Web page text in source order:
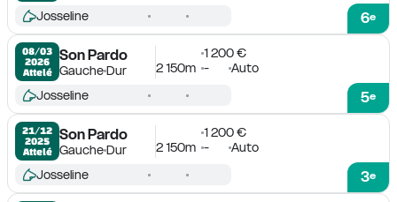
6e
Josseline
08/03
2026
Attelé
Son Pardo
GaucheDur
1 200 €
2 150m - Auto
5e
Josseline
21/12
2025
Attelé
Son Pardo
GaucheDur
1 200 €
2 150m - Auto
3e
Josseline